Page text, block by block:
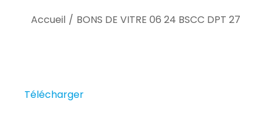
Accueil / BONS DE VITRE 06 24 BSCC DPT 27
Télécharger